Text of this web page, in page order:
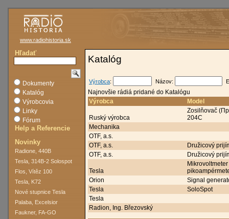
www.radiohistoria.sk
Hľadať
Dokumenty
Katalóg
Výrobcovia
Linky
Fórum
Help a Referencie
Novinky
Radione, 440B
Tesla, 314B-2 Solospot
Flos, Vítěz 100
Tesla, K72
Nové stupnice Tesla
Palaba, Excelsior
Faukner, FA-GO
Katalóg
Výrobca: Názov:
Najnovšie rádiá pridané do Katalógu
Výrobca
Model
Ruský výrobca
Zosilňovač
204С
Mechanika
OTF, a.s.
OTF, a.s.
Družicový
OTF, a.s.
Družicový
Tesla
Mikrovoltmeter
Orion
Signal
Tesla
SoloSpot
Tesla
Radion, Ing. Březovský